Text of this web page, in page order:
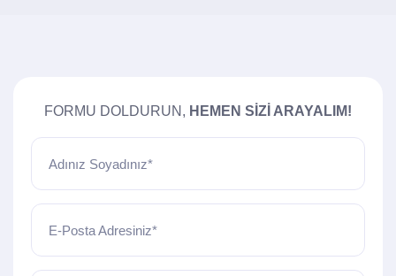
FORMU DOLDURUN, HEMEN SIZI ARAYALIM!
Adınız Soyadınız*
E-Posta Adresiniz*